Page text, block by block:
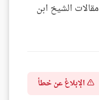
ومقالات الشيخ ابن
الإبلاغ عن خطأ